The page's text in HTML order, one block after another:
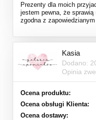
Prezenty dla moich
jestem pewna, że sprawią
zgodna z
Kasia
Dodano:
Opinia
Ocena produktu:
Ocena obsługi Klienta:
Ocena dostawy: